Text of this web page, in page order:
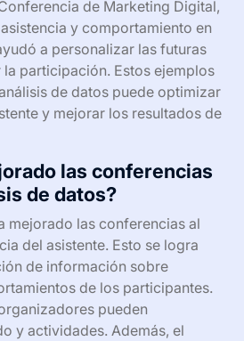
de Marketing Digital,
y comportamiento en
a personalizar las futuras
participación. Estos ejemplos
de datos puede optimizar
y mejorar los resultados de
las conferencias
de datos?
mejorado las conferencias al
del asistente. Esto se logra
de información sobre
de los participantes.
pueden
y actividades. Además, el